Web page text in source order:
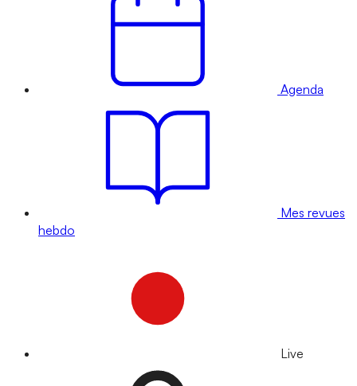
Agenda
Mes revues
hebdo
Live